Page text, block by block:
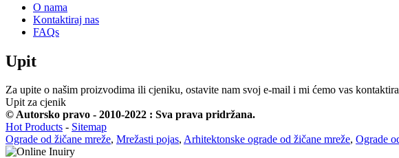
O nama
Kontaktiraj nas
FAQs
Upit
Za upite o našim proizvodima ili cjeniku, ostavite nam svoj e-mail i mi ćemo vas
Upit za cjenik
© Autorsko pravo - 2010-2022 : Sva prava pridržana.
Hot Products - Sitemap
Ograde od žičane mreže, Mrežasti pojas, Arhitektonske ograde od žičane mreže, Ograde